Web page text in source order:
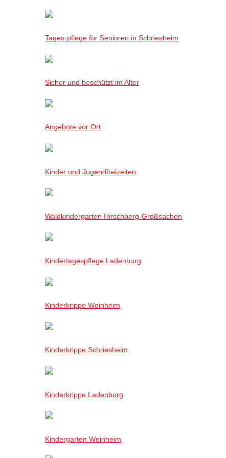
Tages·pflege für Senioren in Schriesheim
Sicher und beschützt im Alter
Angebote vor Ort
Kinder und Jugendfreizeiten
Waldkindergarten Hirschberg-Großsachen
Kindertagespflege Ladenburg
Kinderkrippe Weinheim
Kinderkrippe Schriesheim
Kinderkrippe Ladenburg
Kindergarten Weinheim